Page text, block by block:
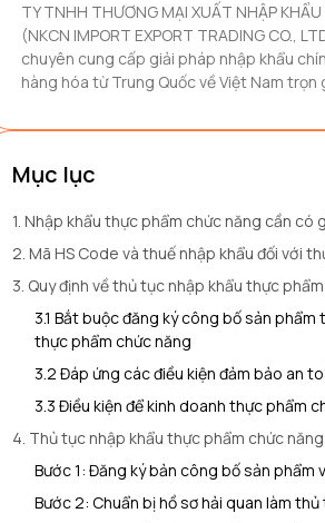
TY TNHH THƯƠNG MẠI XUẤT NHẬP KHẨU
(NKCN IMPORT EXPORT TRADING CO.,
chuyên cung cấp giải pháp nhập khẩu
hàng hóa từ Trung Quốc về Việt Nam trọn
Mục lục
1. Nhập khẩu thực phẩm chức năng cần có
2. Mã HS Code và thuế nhập khẩu đối với
3. Quy định về thủ tục nhập khẩu thực
3.1 Bắt buộc đăng ký công bố sản phẩm
thực phẩm chức năng
3.2 Đáp ứng các điều kiện đảm bảo an
3.3 Điều kiện để kinh doanh thực phẩm
4. Thủ tục nhập khẩu thực phẩm chức
Bước 1: Đăng ký bản công bố sản phẩm
Bước 2: Chuẩn bị hồ sơ hải quan làm